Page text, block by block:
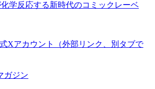
学反応する新時代のコミックレーベ
Xアカウント
（外部リンク、別タブで
ガジン